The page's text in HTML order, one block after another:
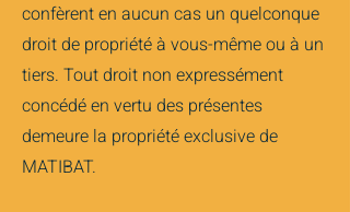
confèrent en aucun cas un quelconque
droit de propriété à vous-même ou à un
tiers. Tout droit non expressément
concédé en vertu des présentes
demeure la propriété exclusive de
MATIBAT.